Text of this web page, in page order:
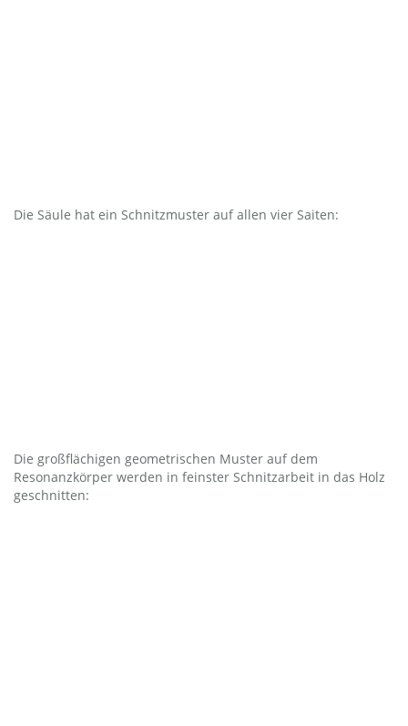
Die Säule hat ein Schnitzmuster auf allen vier Saiten:
Die großflächigen geometrischen Muster auf dem
Resonanzkörper werden in feinster Schnitzarbeit in das Holz
geschnitten: